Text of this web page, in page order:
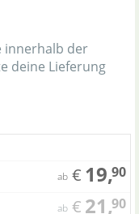
innerhalb der
deine Lieferung
ab € 19,90
ab € 21,90